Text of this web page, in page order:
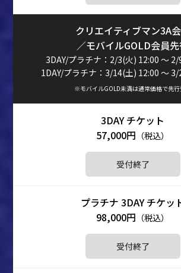
クリエイティブマン3A
／モバイルGOLD会員
3DAY/プラチナ：2/3(火) 12:00 ～
1DAY/プラチナ：3/14(土) 12:00 ～
※モバイルGOLD未満は通常価格で先
57,000円 （税込）
受付終了
98,000円 （税込）
受付終了